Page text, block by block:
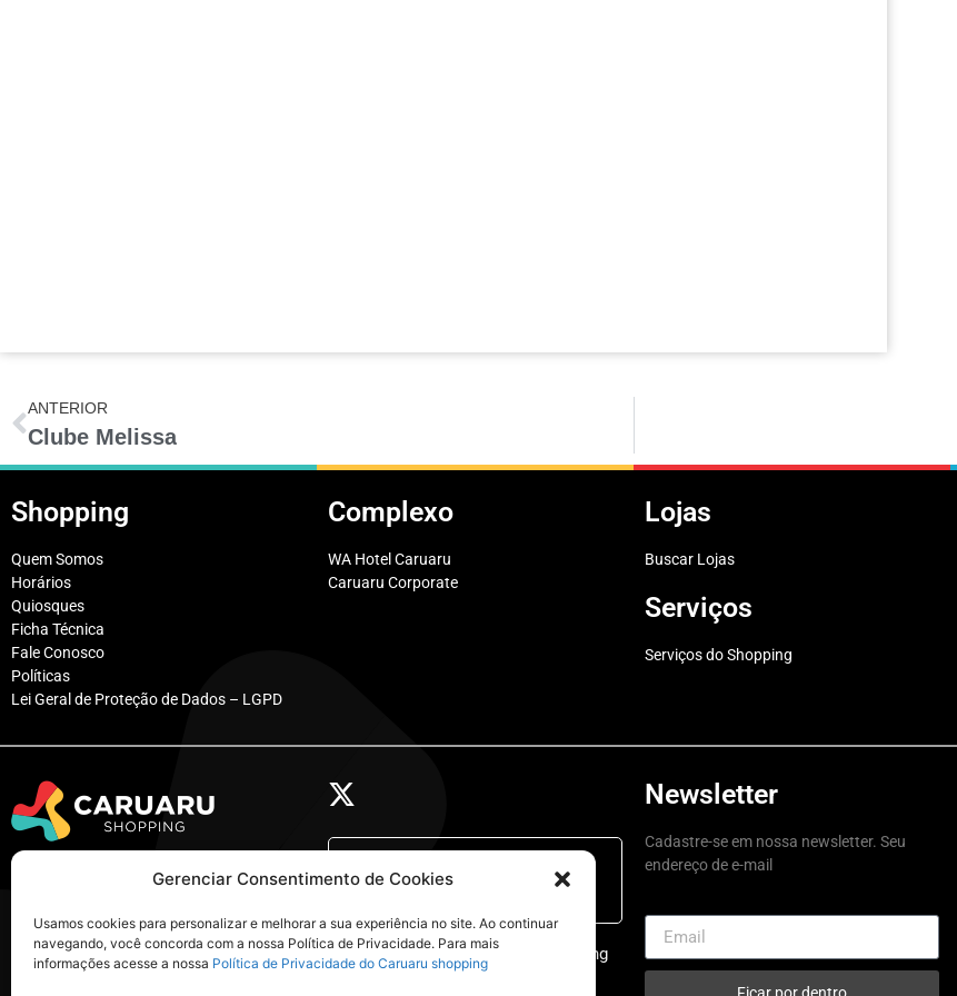
Gerenciar Consentimento de Cookies
Usamos cookies para personalizar e melhorar a sua experiência no site. Ao continuar
navegando, você concorda com a nossa Política de Privacidade. Para mais
informações acesse a nossa Política de Privacidade do Caruaru shopping
ANTERIOR
Clube Melissa
Shopping
Quem Somos
Horários
Quiosques
Ficha Técnica
Fale Conosco
Políticas
Lei Geral de Proteção de Dados – LGPD
Complexo
WA Hotel Caruaru
Caruaru Corporate
Lojas
Buscar Lojas
Serviços
Serviços do Shopping
Av. Adjar da Silva Casé, 800
Tel: (81) 3722-9999
@caruarushopping a a
nossa casa é aqui
visualizar @caruarushopping
Newsletter
Cadastre-se em nossa newsletter. Seu
endereço de e-mail